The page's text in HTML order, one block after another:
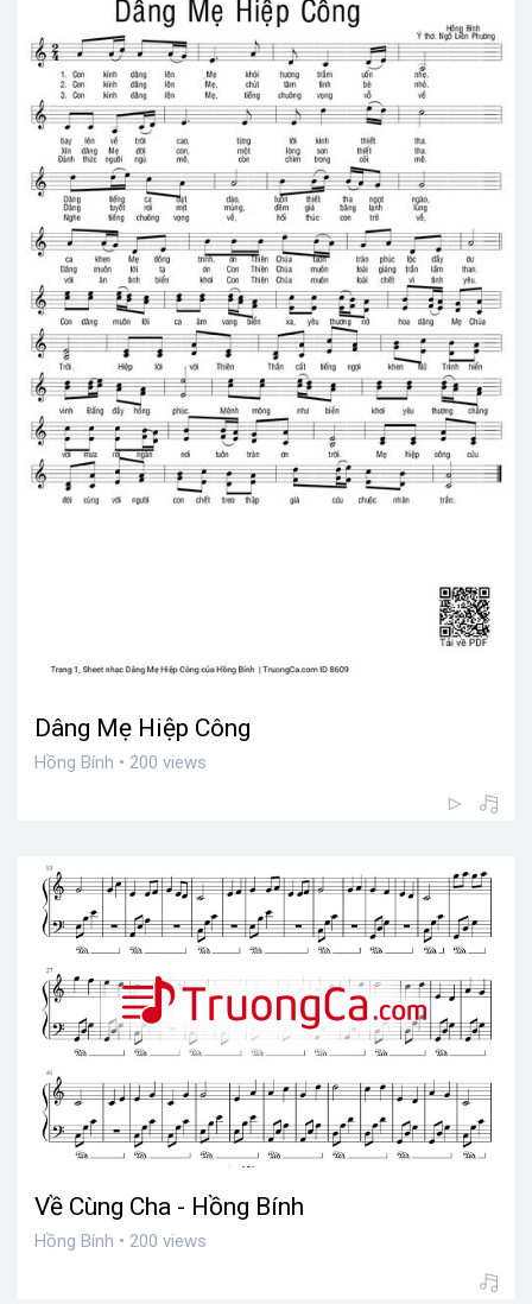
Dâng Mẹ Hiệp Công
Hồng Bính • 200 views
Về Cùng Cha - Hồng Bính
Hồng Bính • 200 views